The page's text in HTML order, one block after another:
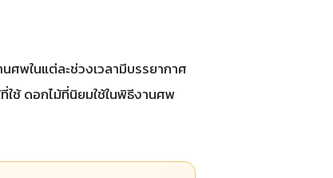
ศพในแต่ละช่วงเวลามีบรรยากาศ
ช้ ดอกไม้ที่นิยมใช้ในพิธีงานศพ